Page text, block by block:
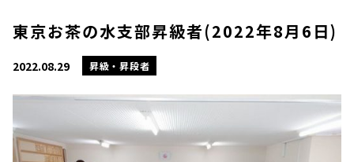
東京お茶の水支部昇級者(2022年8月6日)
2022.08.29 昇級・昇段者